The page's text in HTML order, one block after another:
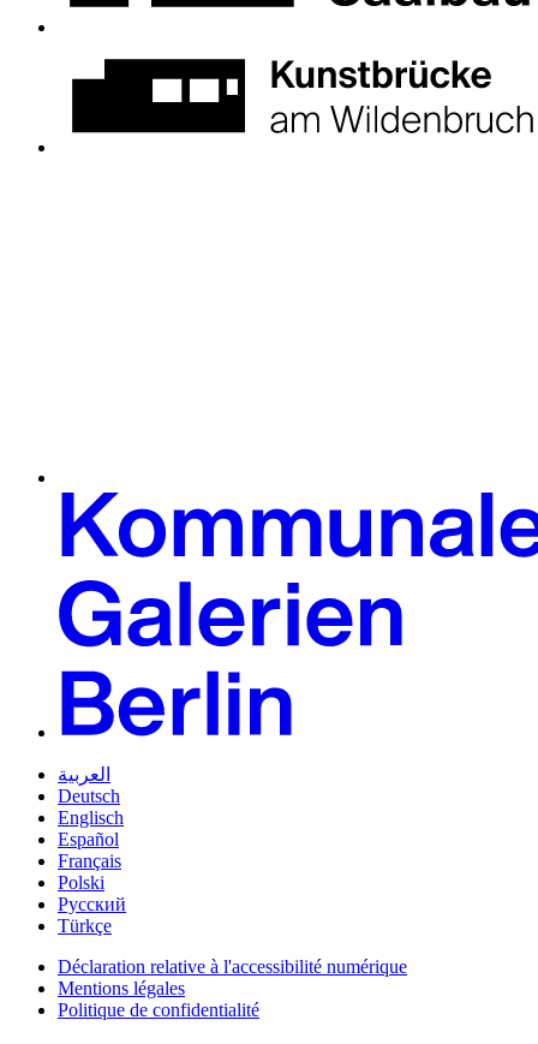
العربية
Deutsch
Englisch
Español
Français
Polski
Русский
Türkçe
Déclaration relative à l'accessibilité numérique
Mentions légales
Politique de confidentialité